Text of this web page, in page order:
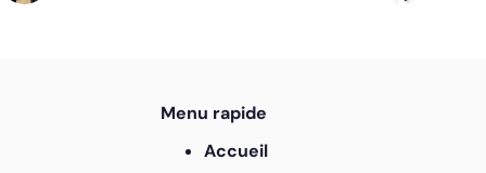
Menu rapide
Accueil